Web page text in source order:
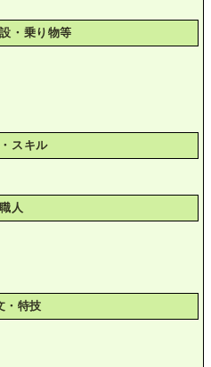
・乗り物等
スキル
職人
・特技